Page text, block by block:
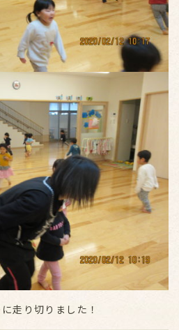
走り切りました！